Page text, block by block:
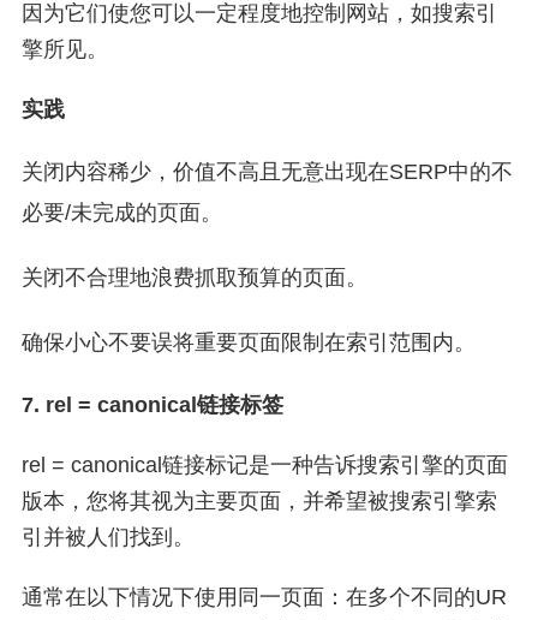
因为它们使您可以一定程度地控制网站，如搜索引
擎所见。
实践
关闭内容稀少，价值不高且无意出现在SERP中的不
必要/未完成的页面。
关闭不合理地浪费抓取预算的页面。
确保小心不要误将重要页面限制在索引范围内。
7. rel = canonical链接标签
rel = canonical链接标记是一种告诉搜索引擎的页面
版本，您将其视为主要页面，并希望被搜索引擎索
引并被人们找到。
通常在以下情况下使用同一页面：在多个不同的UR